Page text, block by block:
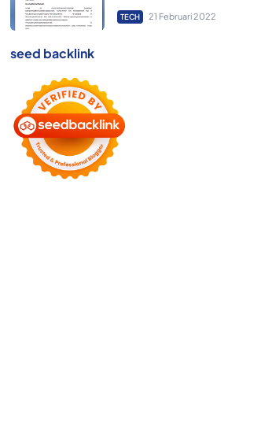
TECH 21 Februari 2022
seed backlink